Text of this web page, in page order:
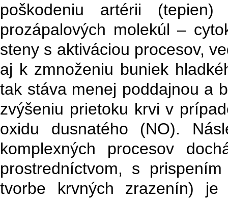
poškodeniu artérii
prozápalových molekúl –
steny s aktiváciou procesov,
aj k zmnoženiu buniek
tak stáva menej poddajnou a
zvýšeniu prietoku krvi v
oxidu dusnatého (NO).
komplexných procesov
prostredníctvom, s
tvorbe krvných zrazenín) je